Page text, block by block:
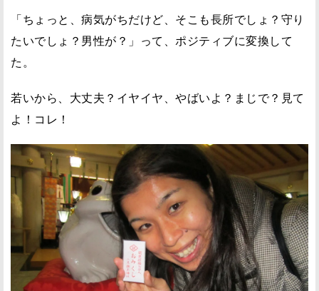
「ちょっと、病気がちだけど、そこも長所でしょ？守り
たいでしょ？男性が？」って、ポジティブに変換して
た。
若いから、大丈夫？イヤイヤ、やばいよ？まじで？見て
よ！コレ！